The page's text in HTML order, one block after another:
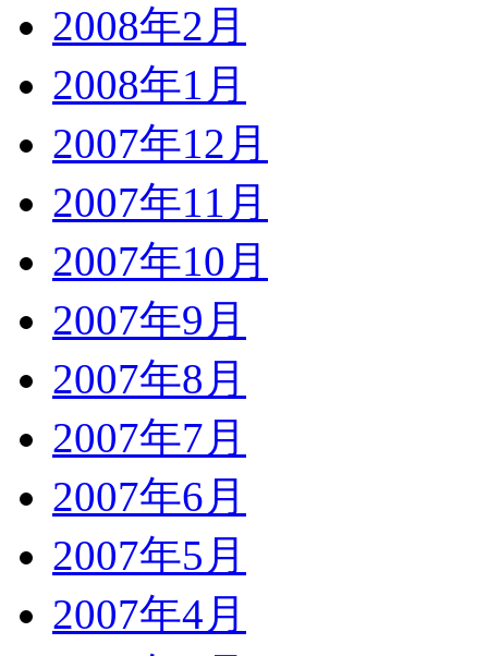
2008年2月
2008年1月
2007年12月
2007年11月
2007年10月
2007年9月
2007年8月
2007年7月
2007年6月
2007年5月
2007年4月